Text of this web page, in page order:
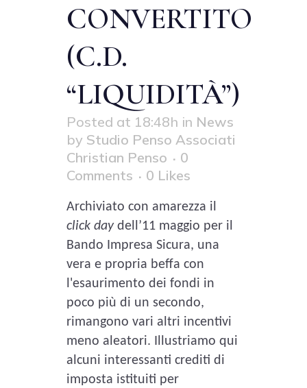
CONVERTITO
(C.D.
“LIQUIDITÀ”)
Posted at 18:48h in News
by Studio Penso Associati
Christian Penso
0
Comments
0 Likes
Archiviato con amarezza il
click day dell’11 maggio per il
Bando Impresa Sicura, una
vera e propria beffa con
l'esaurimento dei fondi in
poco più di un secondo,
rimangono vari altri incentivi
meno aleatori. Illustriamo qui
alcuni interessanti crediti di
imposta istituiti per